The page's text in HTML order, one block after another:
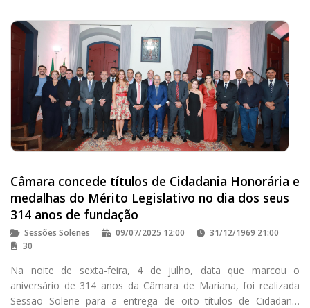
Estado.
Câmara concede títulos de Cidadania Honorária e
medalhas do Mérito Legislativo no dia dos seus
314 anos de fundação
Sessões Solenes 09/07/2025 12:00
31/12/1969 21:00
30
Na noite de sexta-feira, 4 de julho, data que marcou o
aniversário de 314 anos da Câmara de Mariana, foi realizada
Sessão Solene para a entrega de oito títulos de Cidadania